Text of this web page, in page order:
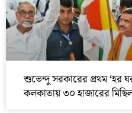
শুভেন্দু সরকারের প্রথম ‘হর
কলকাতায় ৩০ হাজারের